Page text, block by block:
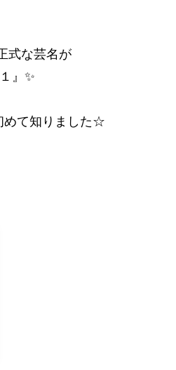
式な芸名が
』✨
めて知りました☆